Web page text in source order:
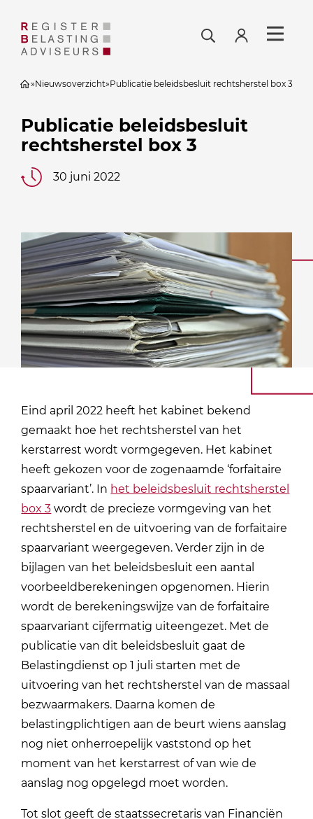
»Nieuwsoverzicht»Publicatie beleidsbesluit rechtsherstel box 3
Publicatie beleidsbesluit
rechtsherstel box 3
30 juni 2022
Eind april 2022 heeft het kabinet bekend
gemaakt hoe het rechtsherstel van het
kerstarrest wordt vormgegeven. Het kabinet
heeft gekozen voor de zogenaamde ‘forfaitaire
spaarvariant’. In het beleidsbesluit rechtsherstel
box 3 wordt de precieze vormgeving van het
rechtsherstel en de uitvoering van de forfaitaire
spaarvariant weergegeven. Verder zijn in de
bijlagen van het beleidsbesluit een aantal
voorbeeldberekeningen opgenomen. Hierin
wordt de berekeningswijze van de forfaitaire
spaarvariant cijfermatig uiteengezet. Met de
publicatie van dit beleidsbesluit gaat de
Belastingdienst op 1 juli starten met de
uitvoering van het rechtsherstel van de massaal
bezwaarmakers. Daarna komen de
belastingplichtigen aan de beurt wiens aanslag
nog niet onherroepelijk vaststond op het
moment van het kerstarrest of van wie de
aanslag nog opgelegd moet worden.
Tot slot geeft de staatssecretaris van Financiën